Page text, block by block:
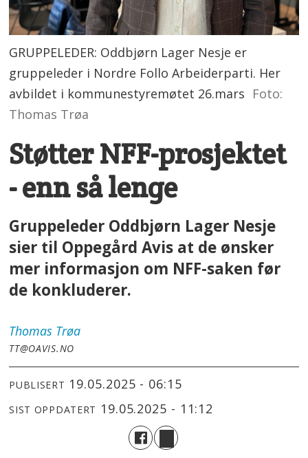
GRUPPELEDER: Oddbjørn Lager Nesje er
gruppeleder i Nordre Follo Arbeiderparti. Her
avbildet i kommunestyremøtet 26.mars Foto:
Thomas Trøa
Støtter NFF-prosjektet
- enn så lenge
Gruppeleder Oddbjørn Lager Nesje
sier til Oppegård Avis at de ønsker
mer informasjon om NFF-saken før
de konkluderer.
Thomas Trøa
TT@OAVIS.NO
PUBLISERT 19.05.2025 - 06:15
SIST OPPDATERT 19.05.2025 - 11:12